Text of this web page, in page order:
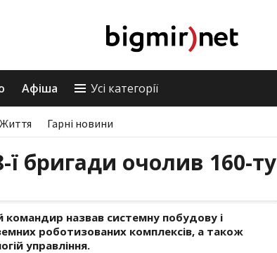
Афіша Усі категорії
Життя Гарні новини
бригади очолив 160-ту
назвав системну побудову і
роботизованих комплексів, а також
управління.